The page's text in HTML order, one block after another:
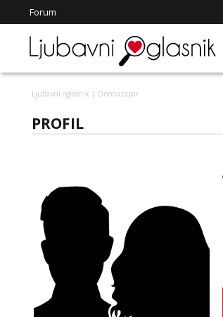
Forum
Ljubavni oglasnik | Ononazapar
PROFIL